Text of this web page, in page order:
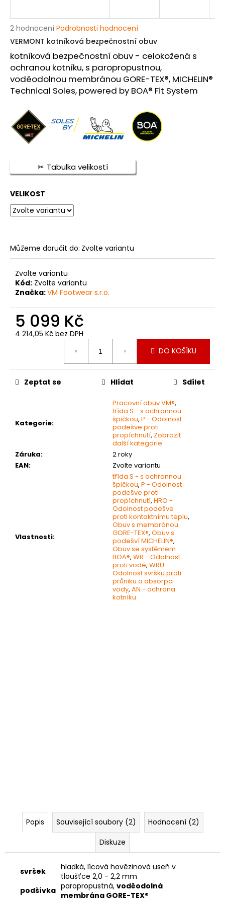
Průměrné
hodnocení
produktu
je
5,0
z
5
hvězdiček.
2 hodnocení Podrobnosti hodnocení
VERMONT kotníková bezpečnostní obuv
kotníková bezpečnostní obuv - celokožená s
ochranou kotníku, s paropropustnou,
voděodolnou membránou GORE-TEX®, MICHELIN®
Technical Soles, powered by BOA® Fit System
Tabulka velikostí
VELIKOST
Můžeme doručit do: Zvolte variantu
Zvolte variantu
Kód: Zvolte variantu
Značka:VM Footwear s.r.o.
5 099 Kč
4 214,05 Kč bez DPH
DO KOŠÍKU
Kategorie:
Pracovní obuv VM®,
třída S - s ochrannou
špičkou, P - Odolnost
podešve proti
propíchnutí, Zobrazit
další kategorie
Záruka:
2 roky
EAN: Zvolte variantu
Vlastnosti:
třída S - s ochrannou
špičkou, P - Odolnost
podešve proti
propíchnutí, HRO -
Odolnost podešve
proti kontaktnímu teplu,
Obuv s membránou
GORE-TEX®, Obuv s
podešví MICHELIN®,
Obuv se systémem
BOA®, WR - Odolnost
proti vodě, WRU -
Odolnost svršku proti
průniku a absorpci
vody, AN - ochrana
kotníku
Zeptat se Hlídat Sdílet
Popis Související soubory (2)
Hodnocení (2)
Diskuze
svršek
hladká, lícová hovězinová useň v
tloušťce 2,0 - 2,2 mm
podšívka paropropustná, voděodolná
membrána GORE-TEX®
j
í
t
?
HLEDAT
o
o
r
u
j
e
m
e
VKLÁDACÍ
STÉLKA
PAMĚŤOVÉ
Kč